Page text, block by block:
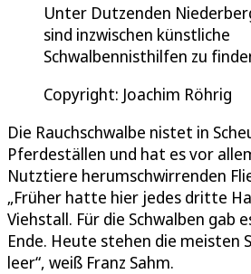
Unter Dutzenden
sind inzwischen künstliche
Schwalbennisthilfen zu
Copyright: Joachim Röhrig
Die Rauchschwalbe nistet in
Pferdeställen und hat es vor
Nutztiere herumschwirrenden
„Früher hatte hier jedes dritte
Viehstall. Für die Schwalben gab
Ende. Heute stehen die meisten
leer“, weiß Franz Sahm.